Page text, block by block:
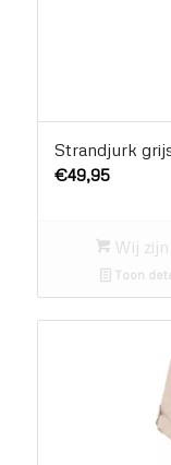
Strandjurk
€49,95
Wij
Toon